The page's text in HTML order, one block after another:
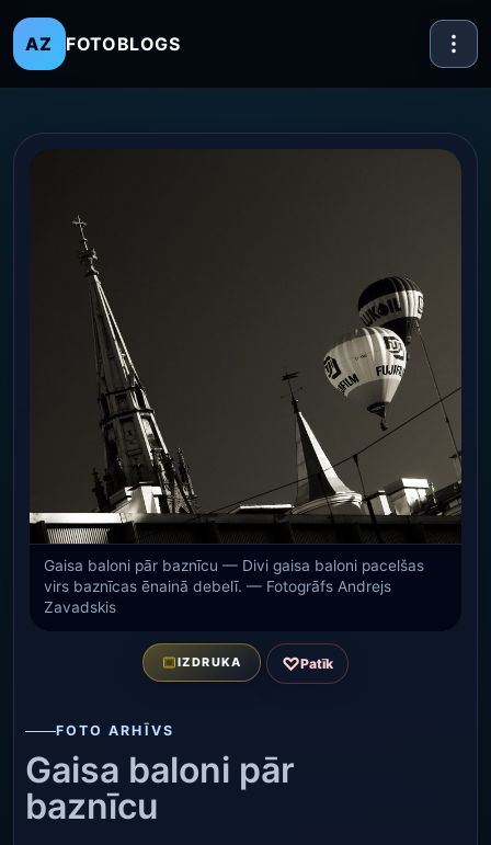
AZ FOTOBLOGS
Gaisa baloni pār baznīcu — Divi gaisa baloni pacelšas
virs baznīcas ēnainā debelī. — Fotogrāfs Andrejs
Zavadskis
IZDRUKA ♡Patīk
FOTO ARHĪVS
Gaisa baloni pār
baznīcu